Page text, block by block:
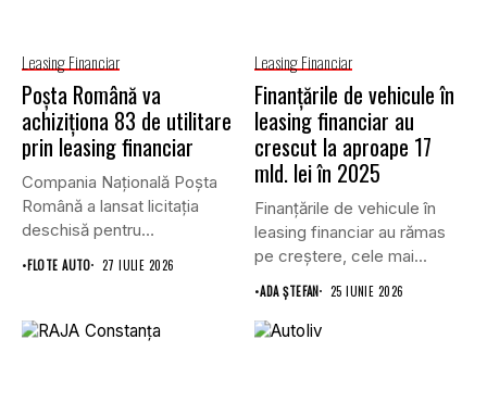
Leasing Financiar
Poșta Română va
achiziționa 83 de utilitare
prin leasing financiar
Compania Națională Poșta
Română a lansat licitația
deschisă pentru
achiziționarea unui număr...
•FLOTE AUTO 27 IULIE 2026
Leasing Financiar
Finanțările de vehicule în
leasing financiar au
crescut la aproape 17
mld. lei în 2025
Finanțările de vehicule în
leasing financiar au rămas
pe creștere, cele mai...
•ADA ȘTEFAN 25 IUNIE 2026